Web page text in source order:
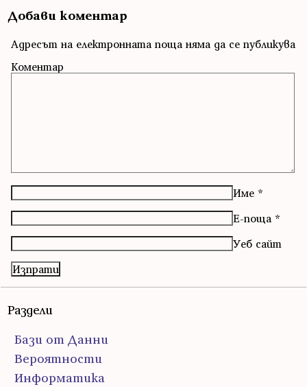
Добави коментар
Адресът на електронната поща няма да се публикува
Коментар
Име *
Е-поща *
Уеб сайт
Раздели
Бази от Данни
Вероятности
Информатика